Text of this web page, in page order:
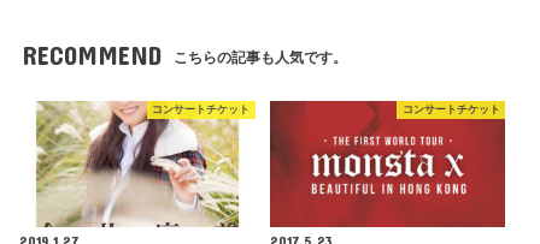
RECOMMEND こちらの記事も人気です。
コンサートチケット コンサートチケット